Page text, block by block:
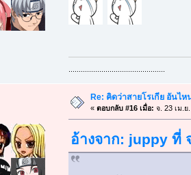
...............................................
Re: คิดว่าสายโรเกีย อันไห
« ตอบกลับ #16 เมื่อ: จ. 23 เม.ย
อ้างจาก: juppy ที่